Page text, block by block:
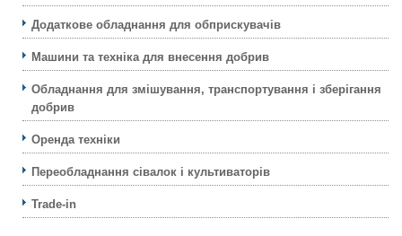
Додаткове обладнання для обприскувачів
Машини та техніка для внесення добрив
Обладнання для змішування, транспортування і зберігання
добрив
Оренда техніки
Переобладнання сівалок і культиваторів
Trade-in